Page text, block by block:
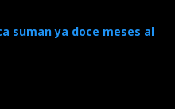
suman ya doce meses al